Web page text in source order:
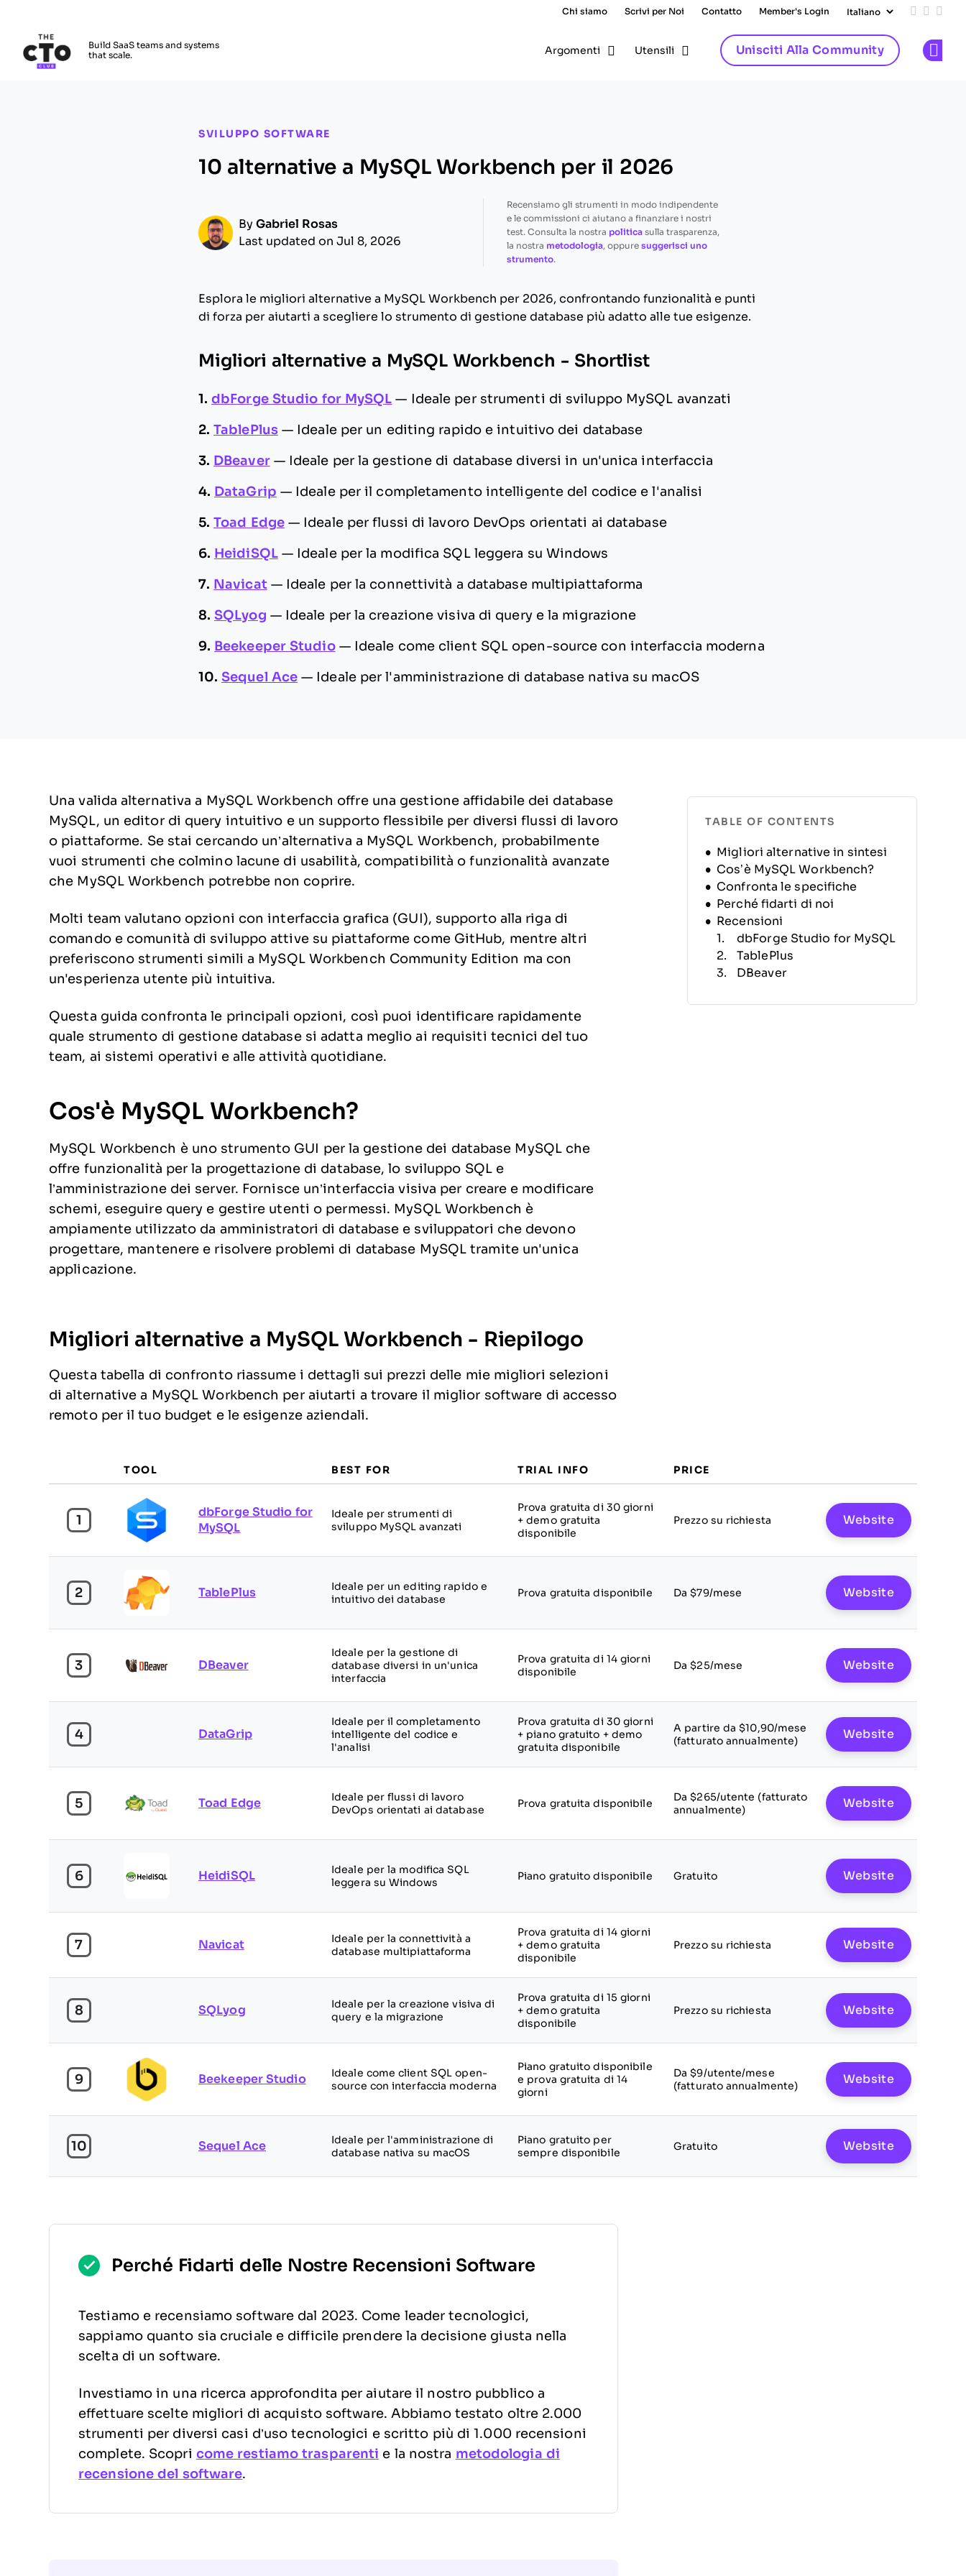
Chi siamo Scrivi per Noi Contatto Member's Login Add us
Follow
Build SaaS teams and systems
that scale.
Argomenti Utensili Unisciti Alla Community
SVILUPPO SOFTWARE
10 alternative a MySQL Workbench per il 2026
By Gabriel Rosas
Last updated on Jul 8, 2026
Recensiamo gli strumenti in modo indipendente
e le commissioni ci aiutano a finanziare i nostri
test. Consulta la nostra politicasulla trasparenza,
la nostra metodologia, oppure suggerisci uno
strumento.
Esplora le migliori alternative a MySQL Workbench per 2026, confrontando funzionalità e punti
di forza per aiutarti a scegliere lo strumento di gestione database più adatto alle tue esigenze.
Migliori alternative a MySQL Workbench - Shortlist
1. dbForge Studio for MySQL — Ideale per strumenti di sviluppo MySQL avanzati
2. TablePlus — Ideale per un editing rapido e intuitivo dei database
3. DBeaver — Ideale per la gestione di database diversi in un'unica interfaccia
4. DataGrip — Ideale per il completamento intelligente del codice e l'analisi
5. Toad Edge — Ideale per flussi di lavoro DevOps orientati ai database
6. HeidiSQL — Ideale per la modifica SQL leggera su Windows
7. Navicat — Ideale per la connettività a database multipiattaforma
8. SQLyog — Ideale per la creazione visiva di query e la migrazione
9. Beekeeper Studio — Ideale come client SQL open-source con interfaccia moderna
10. Sequel Ace — Ideale per l'amministrazione di database nativa su macOS
Una valida alternativa a MySQL Workbench offre una gestione affidabile dei database
MySQL, un editor di query intuitivo e un supporto flessibile per diversi flussi di lavoro
o piattaforme. Se stai cercando un’alternativa a MySQL Workbench, probabilmente
vuoi strumenti che colmino lacune di usabilità, compatibilità o funzionalità avanzate
che MySQL Workbench potrebbe non coprire.
Molti team valutano opzioni con interfaccia grafica (GUI), supporto alla riga di
comando e comunità di sviluppo attive su piattaforme come GitHub, mentre altri
preferiscono strumenti simili a MySQL Workbench Community Edition ma con
un'esperienza utente più intuitiva.
Questa guida confronta le principali opzioni, così puoi identificare rapidamente
quale strumento di gestione database si adatta meglio ai requisiti tecnici del tuo
team, ai sistemi operativi e alle attività quotidiane.
Cos'è MySQL Workbench?
MySQL Workbench è uno strumento GUI per la gestione dei database MySQL che
offre funzionalità per la progettazione di database, lo sviluppo SQL e
l’amministrazione dei server. Fornisce un’interfaccia visiva per creare e modificare
schemi, eseguire query e gestire utenti o permessi. MySQL Workbench è
ampiamente utilizzato da amministratori di database e sviluppatori che devono
progettare, mantenere e risolvere problemi di database MySQL tramite un'unica
applicazione.
Migliori alternative a MySQL Workbench - Riepilogo
Questa tabella di confronto riassume i dettagli sui prezzi delle mie migliori selezioni
di alternative a MySQL Workbench per aiutarti a trovare il miglior software di accesso
remoto per il tuo budget e le esigenze aziendali.
TOOL BEST FOR TRIAL INFO PRICE
1
dbForge Studio for
MySQL
Ideale per strumenti di
sviluppo MySQL avanzati
Prova gratuita di 30 giorni
+ demo gratuita
disponibile
Prezzo su richiesta Website
2 TablePlus
Ideale per un editing rapido e
intuitivo dei database
Prova gratuita disponibile Da $79/mese Website
3 DBeaver
Ideale per la gestione di
database diversi in un'unica
interfaccia
Prova gratuita di 14 giorni
disponibile
Da $25/mese Website
4 DataGrip
Ideale per il completamento
intelligente del codice e
l'analisi
Prova gratuita di 30 giorni
+ piano gratuito + demo
gratuita disponibile
A partire da $10,90/mese
(fatturato annualmente)
Website
5 Toad Edge
Ideale per flussi di lavoro
DevOps orientati ai database
Prova gratuita disponibile
Da $265/utente (fatturato
annualmente)
Website
6 HeidiSQL
Ideale per la modifica SQL
leggera su Windows
Piano gratuito disponibile Gratuito Website
7 Navicat
Ideale per la connettività a
database multipiattaforma
Prova gratuita di 14 giorni
+ demo gratuita
disponibile
Prezzo su richiesta Website
8 SQLyog
Ideale per la creazione visiva di
query e la migrazione
Prova gratuita di 15 giorni
+ demo gratuita
disponibile
Prezzo su richiesta Website
9 Beekeeper Studio
Ideale come client SQL open-
source con interfaccia moderna
Piano gratuito disponibile
e prova gratuita di 14
giorni
Da $9/utente/mese
(fatturato annualmente)
Website
10 Sequel Ace
Ideale per l'amministrazione di
database nativa su macOS
Piano gratuito per
sempre disponibile
Gratuito Website
Perché Fidarti delle Nostre Recensioni Software
Testiamo e recensiamo software dal 2023. Come leader tecnologici,
sappiamo quanto sia cruciale e difficile prendere la decisione giusta nella
scelta di un software.
Investiamo in una ricerca approfondita per aiutare il nostro pubblico a
effettuare scelte migliori di acquisto software. Abbiamo testato oltre 2.000
strumenti per diversi casi d’uso tecnologici e scritto più di 1.000 recensioni
complete. Scopri come restiamo trasparenti e la nostra metodologia di
recensione del software.
TABLE OF CONTENTS
Migliori alternative in sintesi
Cos’è MySQL Workbench?
Confronta le specifiche
Perché fidarti di noi
Recensioni
dbForge Studio for MySQL
TablePlus
DBeaver
Toad Edge